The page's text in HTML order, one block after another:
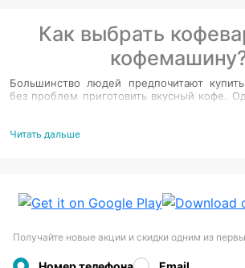
Как выбрать
Большинство людей предпочитают
без проблем приготовить вкусный кофе.
Что такое кофеварка?
снизу нагревательную пластину,
содержимое кувшина остается горячим в
встроенные кофемолки и функцию
Капельные Самые популярные среди
Читать дальше
Получайте новые акции и скидки одним из